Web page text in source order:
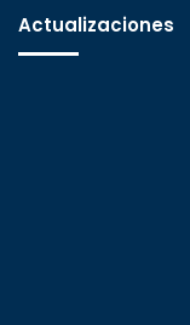
Actualizaciones